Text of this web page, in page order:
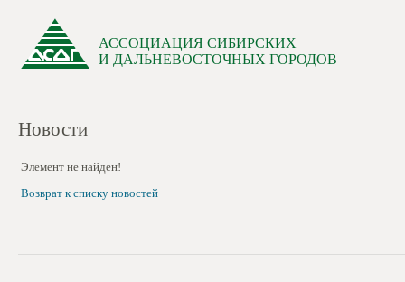
АССОЦИАЦИЯ СИБИРСКИХ
И ДАЛЬНЕВОСТОЧНЫХ ГОРОДОВ
Новости
Элемент не найден!
Возврат к списку новостей